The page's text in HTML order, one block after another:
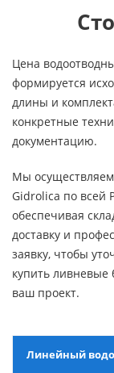
Цена
формируется
длины и
конкретные
документацию.
Мы
Gidrolica по всей
обеспечивая
доставку и
заявку, чтобы
купить ливневые
ваш проект.
Линейный